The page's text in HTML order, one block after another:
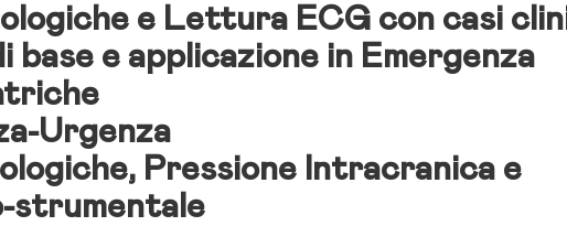
e Lettura ECG con casi
base e applicazione in Emergenza
Urgenza
Pressione Intracranica e
strumentale